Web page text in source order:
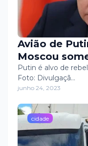
Avião de
Moscou
Putin é alvo de
Foto: Divulgaçã…
junho 24, 2023
cidade